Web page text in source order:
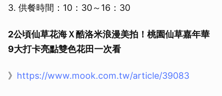
3. 供餐時間：10：30～16：30
2公頃仙草花海Ｘ酷洛米浪漫美拍！桃園仙草嘉年華
9大打卡亮點雙色花田一次看
》 https://www.mook.com.tw/article/39083